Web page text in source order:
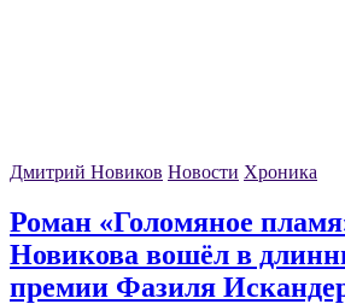
Дмитрий Новиков Новости Хроника
Роман «Голомяное
Новикова вошёл в
премии Фазиля